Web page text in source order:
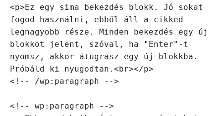
<p>Ez egy sima bekezdés blokk. Jó sokat
fogod használni, ebből áll a cikked
legnagyobb része. Minden bekezdés egy új
blokkot jelent, szóval, ha "Enter"-t
nyomsz, akkor átugrasz egy új blokkba.
Próbáld ki nyugodtan.<br></p>
<!-- /wp:paragraph -->
<!-- wp:paragraph -->